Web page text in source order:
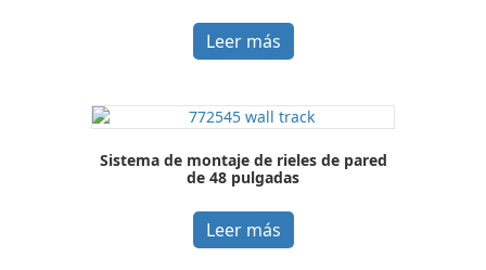
Leer más
Sistema de montaje de rieles de pared
de 48 pulgadas
Leer más